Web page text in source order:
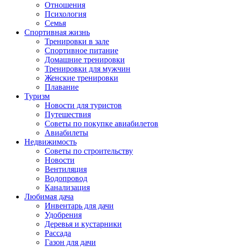
Отношения
Психология
Семья
Спортивная жизнь
Тренировки в зале
Спортивное питание
Домашние тренировки
Тренировки для мужчин
Женские тренировки
Плавание
Туризм
Новости для туристов
Путешествия
Советы по покупке авиабилетов
Авиабилеты
Недвижимость
Советы по строительству
Новости
Вентиляция
Водопровод
Канализация
Любимая дача
Инвентарь для дачи
Удобрения
Деревья и кустарники
Рассада
Газон для дачи